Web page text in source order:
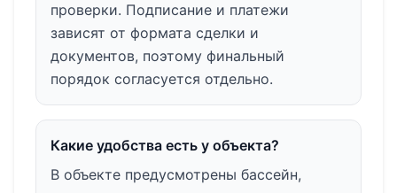
проверки. Подписание и платежи
зависят от формата сделки и
документов, поэтому финальный
порядок согласуется отдельно.
Какие удобства есть у объекта?
В объекте предусмотрены бассейн,